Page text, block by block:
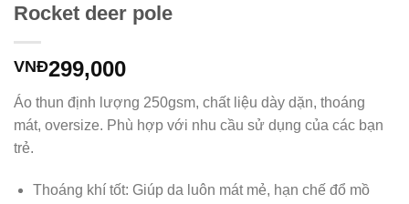
Rocket deer pole
VNĐ299,000
Áo thun định lượng 250gsm, chất liệu dày dặn, thoáng
mát, oversize. Phù hợp với nhu cầu sử dụng của các bạn
trẻ.
Thoáng khí tốt: Giúp da luôn mát mẻ, hạn chế đổ mồ